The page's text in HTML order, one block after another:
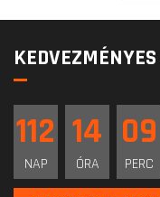
112
NAP
14
ÓRA
09
PERC